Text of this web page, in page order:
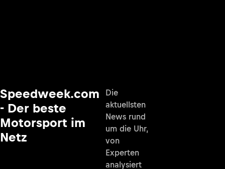
Speedweek.com
- Der beste
Motorsport im
Netz
Die
aktuellsten
News rund
um die Uhr,
von
Experten
analysiert